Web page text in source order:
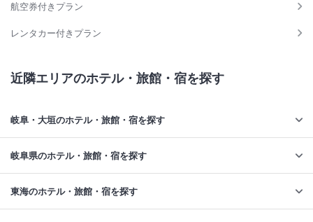
航空券付きプラン
レンタカー付きプラン
近隣エリアのホテル・旅館・宿を探す
岐阜・大垣のホテル・旅館・宿を探す
岐阜県のホテル・旅館・宿を探す
東海のホテル・旅館・宿を探す